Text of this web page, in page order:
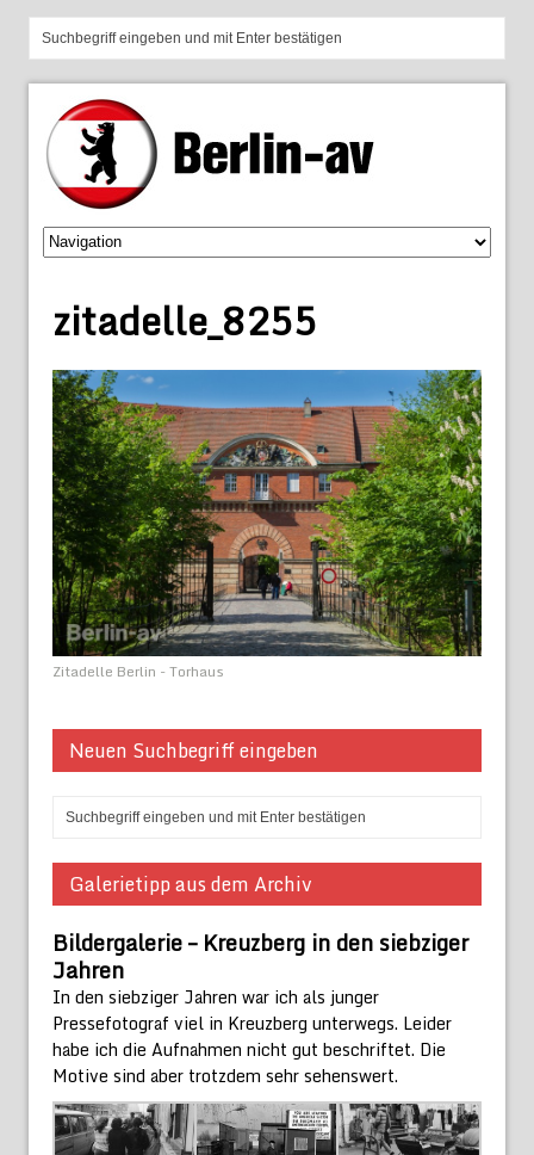
zitadelle_8255
Zitadelle Berlin - Torhaus
Neuen Suchbegriff eingeben
Galerietipp aus dem Archiv
Bildergalerie – Kreuzberg in den siebziger
Jahren
In den siebziger Jahren war ich als junger
Pressefotograf viel in Kreuzberg unterwegs. Leider
habe ich die Aufnahmen nicht gut beschriftet. Die
Motive sind aber trotzdem sehr sehenswert.